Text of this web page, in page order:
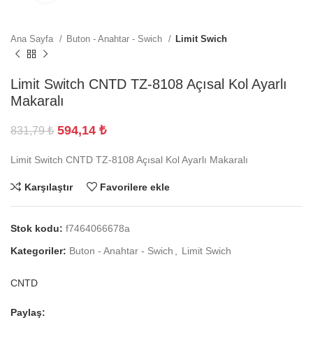
Ana Sayfa Buton - Anahtar - Swich Limit Swich
Limit Switch CNTD TZ-8108 Açısal Kol Ayarlı
Makaralı
831,79₺ 594,14 ₺
Limit Switch CNTD TZ-8108 Açısal Kol Ayarlı Makaralı
Karşılaştır Favorilere ekle
Stok kodu: f7464066678a
Kategoriler: Buton - Anahtar - Swich Limit Swich
CNTD
Paylaş: